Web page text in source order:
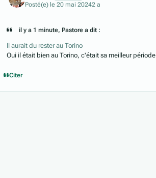
Posté(e) le 20 mai 20242 a
il y a 1 minute, Pastore a dit :
Il aurait du rester au Torino
Oui il était bien au Torino, c'était sa meilleur période
Citer